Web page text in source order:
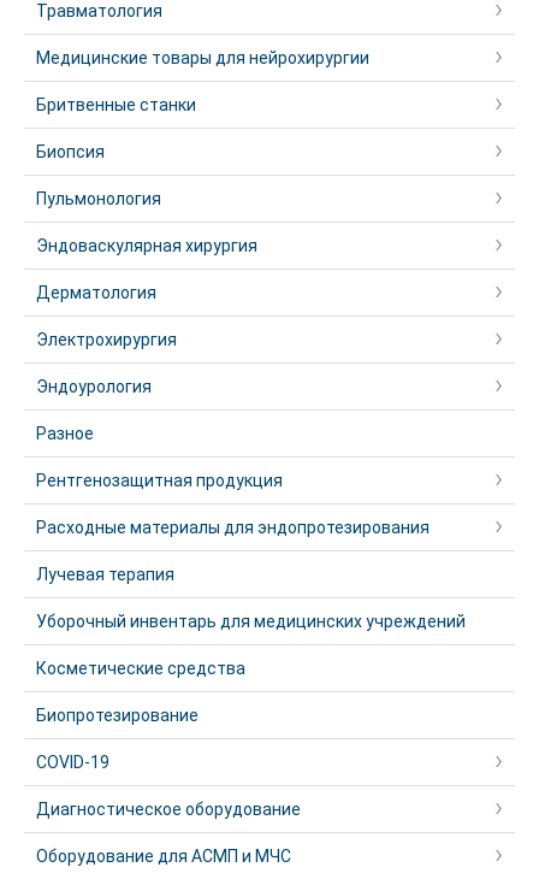
Травматология
Медицинские товары для нейрохирургии
Бритвенные станки
Биопсия
Пульмонология
Эндоваскулярная хирургия
Дерматология
Электрохирургия
Эндоурология
Разное
Рентгенозащитная продукция
Расходные материалы для эндопротезирования
Лучевая терапия
Уборочный инвентарь для медицинских учреждений
Косметические средства
Биопротезирование
COVID-19
Диагностическое оборудование
Оборудование для АСМП и МЧС